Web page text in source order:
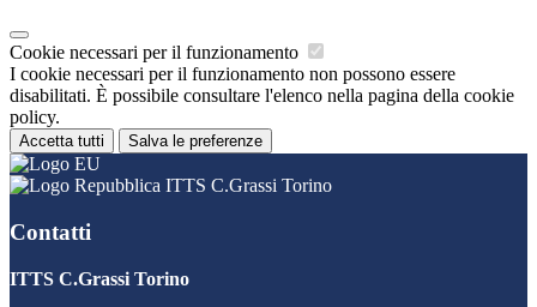
Cookie necessari per il funzionamento
I cookie necessari per il funzionamento non possono essere
disabilitati. È possibile consultare l'elenco nella pagina della cookie
policy.
Accetta tutti Salva le preferenze
ITTS C.Grassi Torino
Contatti
ITTS C.Grassi Torino